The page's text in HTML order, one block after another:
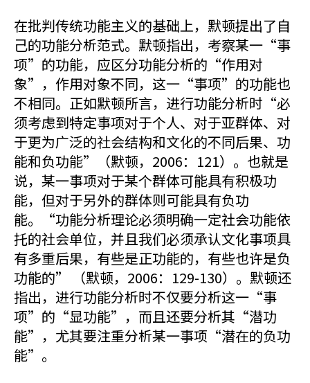
在批判传统功能主义的基础上，默顿提出了自
己的功能分析范式。默顿指出，考察某一“事
项”的功能，应区分功能分析的“作用对
象”，作用对象不同，这一“事项”的功能也
不相同。正如默顿所言，进行功能分析时“必
须考虑到特定事项对于个人、对于亚群体、对
于更为广泛的社会结构和文化的不同后果、功
能和负功能”（默顿，2006：121）。也就是
说，某一事项对于某个群体可能具有积极功
能，但对于另外的群体则可能具有负功
能。“功能分析理论必须明确一定社会功能依
托的社会单位，并且我们必须承认文化事项具
有多重后果，有些是正功能的，有些也许是负
功能的” （默顿，2006：129-130）。默顿还
指出，进行功能分析时不仅要分析这一“事
项”的“显功能”，而且还要分析其“潜功
能”，尤其要注重分析某一事项“潜在的负功
能”。